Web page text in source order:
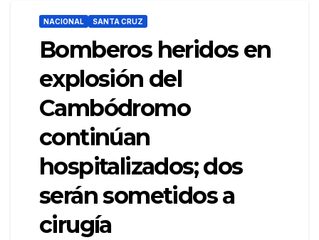
NACIONAL SANTA CRUZ
Bomberos heridos en
explosión del
Cambódromo
continúan
hospitalizados; dos
serán sometidos a
cirugía